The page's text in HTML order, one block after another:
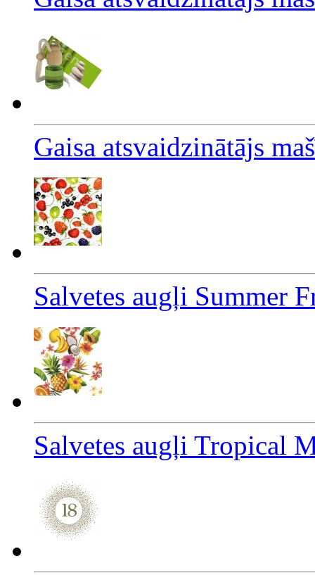
Gaisa atsvaidzinātājs
Salvetes augļi Summer
Salvetes augļi Tropical